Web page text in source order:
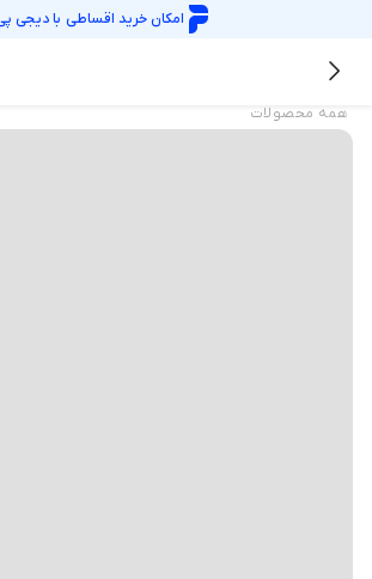
امکان خرید اقساطی بادیجی
همه محصولات